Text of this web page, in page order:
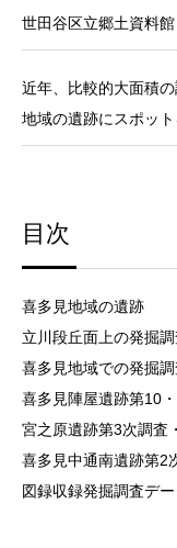
世田谷区立郷土資料館
近年、比較的大面積
地域の遺跡にスポッ
目次
喜多見地域の遺跡
立川段丘面上の発掘調
喜多見地域での発掘
喜多見陣屋遺跡第10
宮之原遺跡第3次調査
喜多見中通南遺跡第2
図録収録発掘調査デ